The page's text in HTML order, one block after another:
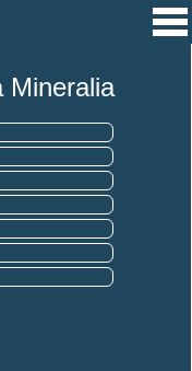
Mineralia